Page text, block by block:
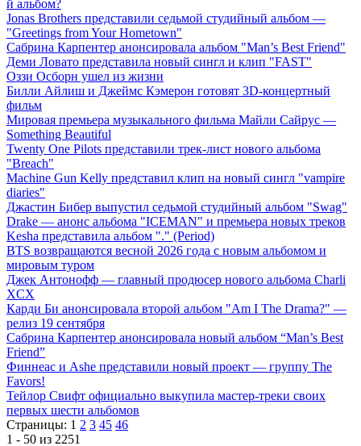
й альбом?
Jonas Brothers представили седьмой студийный альбом —
"Greetings from Your Hometown"
Сабрина Карпентер анонсировала альбом "Man’s Best Friend"
Деми Ловато представила новый сингл и клип "FAST"
Оззи Осборн ушел из жизни
Билли Айлиш и Джеймс Кэмерон готовят 3D-концертный
фильм
Мировая премьера музыкального фильма Майли Сайрус —
Something Beautiful
Twenty One Pilots представили трек-лист нового альбома
"Breach"
Machine Gun Kelly представил клип на новый сингл "vampire
diaries"
Джастин Бибер выпустил седьмой студийный альбом "Swag"
Drake — анонс альбома "ICEMAN" и премьера новых треков
Kesha представила альбом "." (Period)
BTS возвращаются весной 2026 года с новым альбомом и
мировым туром
Джек Антонофф — главный продюсер нового альбома Charli
XCX
Карди Би анонсировала второй альбом "Am I The Drama?" —
релиз 19 сентября
Сабрина Карпентер анонсировала новый альбом “Man’s Best
Friend”
Финнеас и Ashe представили новый проект — группу The
Favors!
Тейлор Свифт официально выкупила мастер-треки своих
первых шести альбомов
Страницы: 1 2 3 45 46
1 - 50 из 2251